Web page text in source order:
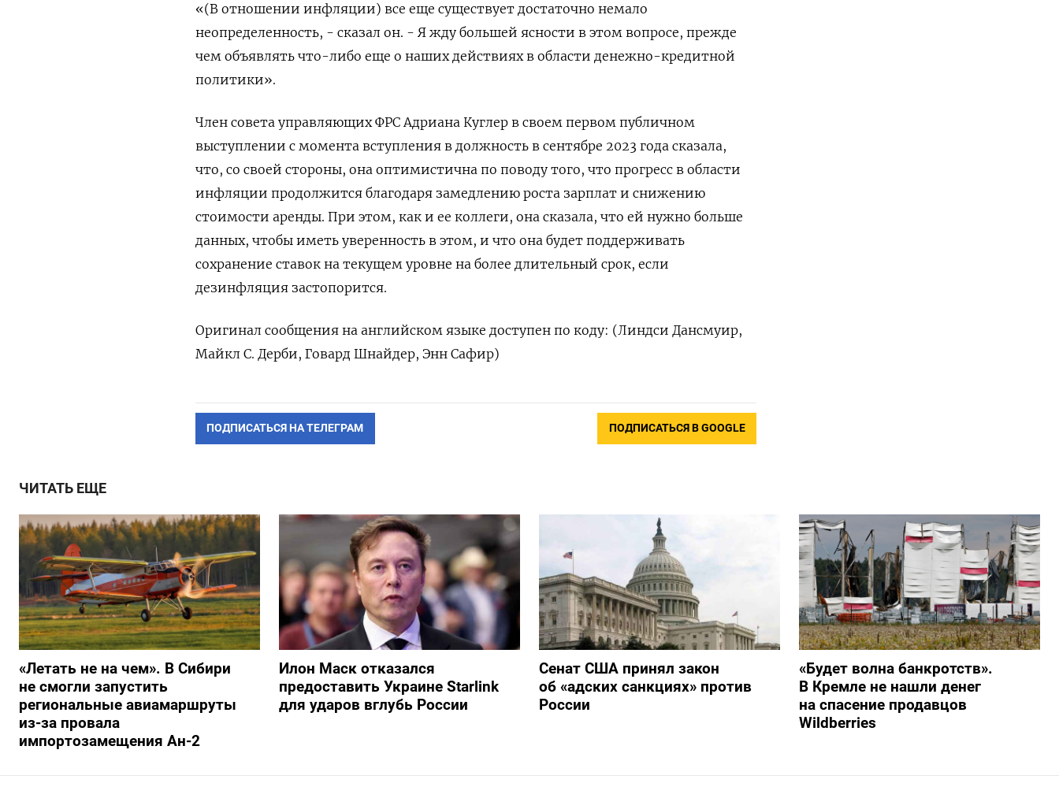
«(В отношении инфляции) все еще существует достаточно немало
неопределенность, - сказал он. - Я жду большей ясности в этом вопросе, прежде
чем объявлять что-либо еще о наших действиях в области денежно-кредитной
политики».
Член совета управляющих ФРС Адриана Куглер в своем первом публичном
выступлении с момента вступления в должность в сентябре 2023 года сказала,
что, со своей стороны, она оптимистична по поводу того, что прогресс в области
инфляции продолжится благодаря замедлению роста зарплат и снижению
стоимости аренды. При этом, как и ее коллеги, она сказала, что ей нужно больше
данных, чтобы иметь уверенность в этом, и что она будет поддерживать
сохранение ставок на текущем уровне на более длительный срок, если
дезинфляция застопорится.
Оригинал сообщения на английском языке доступен по коду: (Линдси Дансмуир,
Майкл С. Дерби, Говард Шнайдер, Энн Сафир)
ПОДПИСАТЬСЯ НА ТЕЛЕГРАМ ПОДПИСАТЬСЯ В GOOGLE
ЧИТАТЬ ЕЩЕ
«Летать не на чем». В Сибири
не смогли запустить
региональные авиамаршруты
из-за провала
импортозамещения Ан-2
Илон Маск отказался
предоставить Украине Starlink
для ударов вглубь России
Сенат США принял закон
об «адских санкциях» против
России
«Будет волна банкротств».
В Кремле не нашли денег
на спасение продавцов
Wildberries